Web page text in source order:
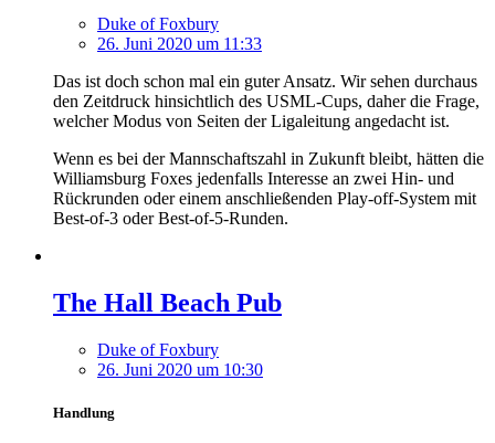
Duke of Foxbury
26. Juni 2020 um 11:33
Das ist doch schon mal ein guter Ansatz. Wir sehen durchaus
den Zeitdruck hinsichtlich des USML-Cups, daher die Frage,
welcher Modus von Seiten der Ligaleitung angedacht ist.
Wenn es bei der Mannschaftszahl in Zukunft bleibt, hätten die
Williamsburg Foxes jedenfalls Interesse an zwei Hin- und
Rückrunden oder einem anschließenden Play-off-System mit
Best-of-3 oder Best-of-5-Runden.
The Hall Beach Pub
Duke of Foxbury
26. Juni 2020 um 10:30
Handlung